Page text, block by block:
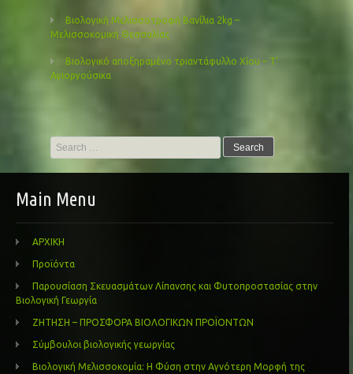
Βιολογική Μελισσοτροφή Βανίλια 2kg –
Μελισσοκομική Θεσσαλίας
Βιολογικό αποξηραμένο τριαντάφυλλο Χίου – Τ’
Αγιοργούσικα
Search
for:
Main Menu
ΑΡΧΙΚΗ
Προϊόντα
Παρουσίαση Σκευασμάτων Λίπανσης και Φυτοπροστασίας στην
Βιολογική Γεωργία
ΖΗΤΗΣΗ – ΠΡΟΣΦΟΡΑ ΒΙΟΛΟΓΙΚΩΝ ΠΡΟΪΟΝΤΩΝ
Σύμβουλοι βιολογικής γεωργίας
Βιολογική Μελισσοκομία: Η Φύση στην Αγνότερη Μορφή της